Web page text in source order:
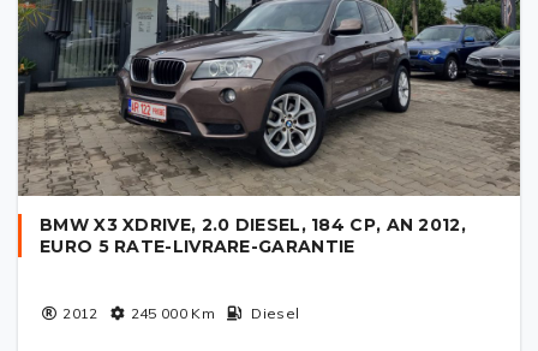
BMW X3 XDRIVE, 2.0 DIESEL, 184 CP, AN 2012,
EURO 5 RATE-LIVRARE-GARANTIE
2012 245 000Km Diesel